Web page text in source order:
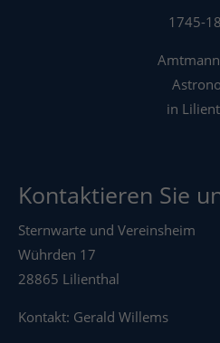
1745-
in
Kontaktieren Sie
Sternwarte und Vereinsheim
Wührden 17
28865 Lilienthal
Kontakt: Gerald Willems